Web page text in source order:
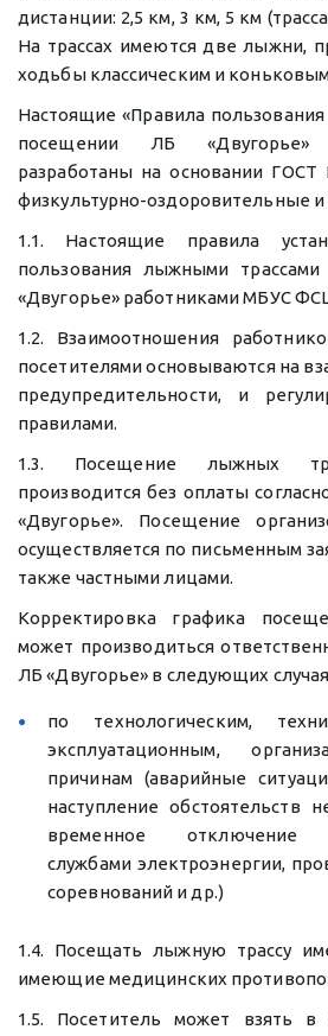
дистанции: 2,5 км, 3 км, 5 км
На трассах имеются две лыжни,
ходьбы классическим и
Настоящие «Правила
посещении ЛБ «Двугорье»
разработаны на основании ГОСТ
физкультурно-оздоровительные и
1.1. Настоящие правила
пользования лыжными
«Двугорье» работниками МБУС
1.2. Взаимоотношения
посетителями основываются на
предупредительности, и
правилами.
1.3. Посещение лыжных
производится без оплаты
«Двугорье». Посещение
осуществляется по письменным
также частными лицами.
Корректировка графика
может производиться
ЛБ «Двугорье» в следующих
по технологическим,
эксплуатационным,
причинам (аварийные
наступление обстоятельств
временное отключение
службами электроэнергии,
соревнований и др.)
1.4. Посещать лыжную трассу
имеющие медицинских
1.5. Посетитель может взять в